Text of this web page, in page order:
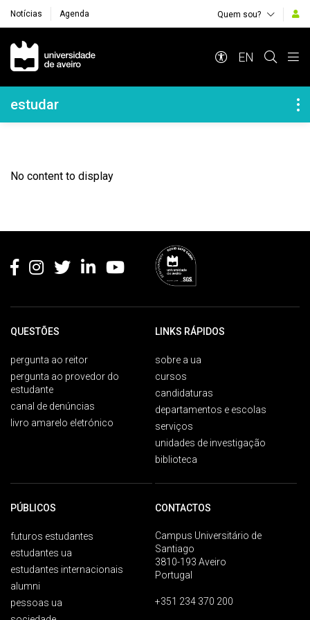
Notícias Agenda Quem sou?
Navegação Principal
EN
Navegação Lateral
estudar
No content to display
QUESTÕES
pergunta ao reitor
pergunta ao provedor do
estudante
canal de denúncias
livro amarelo eletrónico
LINKS RÁPIDOS
sobre a ua
cursos
candidaturas
departamentos e escolas
serviços
unidades de investigação
biblioteca
PÚBLICOS
futuros estudantes
estudantes ua
estudantes internacionais
alumni
pessoas ua
CONTACTOS
Campus Universitário de
Santiago
3810-193 Aveiro
Portugal
+351 234 370 200